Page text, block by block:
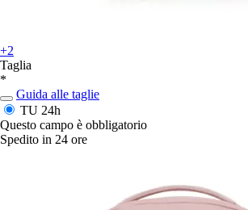
+2
Taglia
*
Guida alle taglie
TU 24h
Questo campo è obbligatorio
Spedito in 24 ore